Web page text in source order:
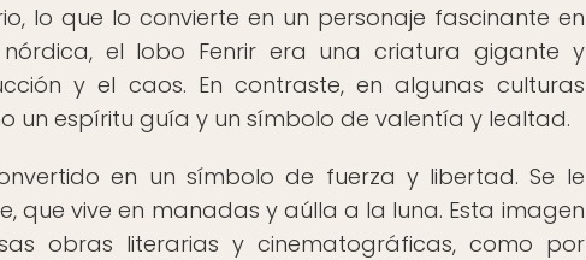
lo que lo convierte en un personaje fascinante en
el lobo Fenrir era una criatura gigante y
y el caos. En contraste, en algunas culturas
un espíritu guía y un símbolo de valentía y lealtad.
en un símbolo de fuerza y libertad. Se le
que vive en manadas y aúlla a la luna. Esta imagen
obras literarias y cinematográficas, como por